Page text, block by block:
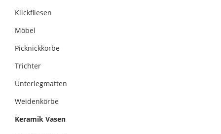
Klickfliesen
Möbel
Picknickkörbe
Trichter
Unterlegmatten
Weidenkörbe
Keramik Vasen